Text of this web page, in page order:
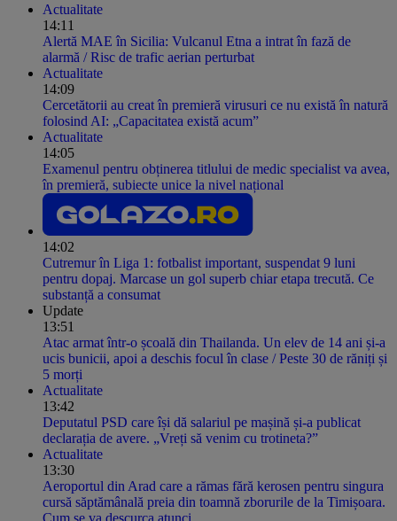
Actualitate
14:11
Alertă MAE în Sicilia: Vulcanul Etna a intrat în fază de
alarmă / Risc de trafic aerian perturbat
Actualitate
14:09
Cercetătorii au creat în premieră virusuri ce nu există în natură
folosind AI: „Capacitatea există acum”
Actualitate
14:05
Examenul pentru obținerea titlului de medic specialist va avea,
în premieră, subiecte unice la nivel național
14:02
Cutremur în Liga 1: fotbalist important, suspendat 9 luni
pentru dopaj. Marcase un gol superb chiar etapa trecută. Ce
substanță a consumat
Update
13:51
Atac armat într-o școală din Thailanda. Un elev de 14 ani și-a
ucis bunicii, apoi a deschis focul în clase / Peste 30 de răniți și
5 morți
Actualitate
13:42
Deputatul PSD care își dă salariul pe mașină și-a publicat
declarația de avere. „Vreți să venim cu trotineta?”
Actualitate
13:30
Aeroportul din Arad care a rămas fără kerosen pentru singura
cursă săptămânală preia din toamnă zborurile de la Timișoara.
Cum se va descurca atunci